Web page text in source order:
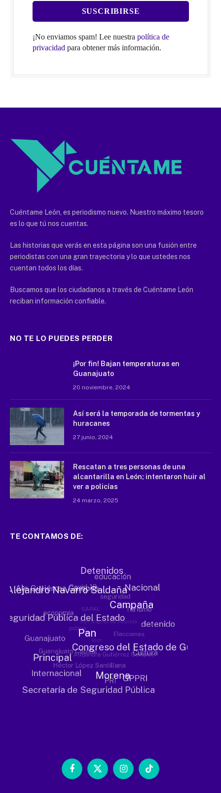
¡No enviamos spam! Lee nuestra política de
privacidad para obtener más información.
Cuéntame León, es periodismo nuevo. Nuestro máximo tesoro
es lo que tú nos cuentas.
Las historias que verás en esta página son una fusión entre
periodistas con una gran trayectoria y lo que ustedes nos
cuentan todos los días.
Buscamos que los ciudadanos a través de Cuéntame León
reciban información confiable.
NO TE LO PUEDES PERDER
¡Por fin! Bajan temperaturas en
Guanajuato
20 noviembre, 2024
Así será la temporada de tormentas y
huracanes
27 junio, 2024
Rescatan a tres personas de una
alcantarilla en León; intentaron huir al
ver a policías
24 marzo, 2025
TE CONTAMOS DE:
Facebook
X
InstagramTikTok